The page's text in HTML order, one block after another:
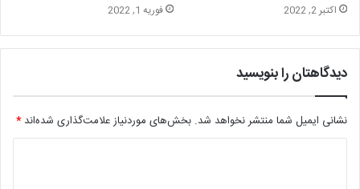
اکتبر 2, 2022 فوریه 1, 2022
دیدگاهتان را بنویسید
نشانی ایمیل شما منتشر نخواهد شد. بخش‌های موردنیاز علامت‌گذاری شده‌اند*